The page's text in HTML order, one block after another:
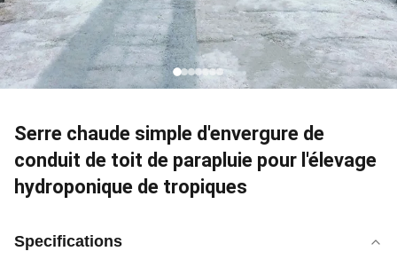
Serre chaude simple d'envergure de
conduit de toit de parapluie pour l'élevage
hydroponique de tropiques
Specifications